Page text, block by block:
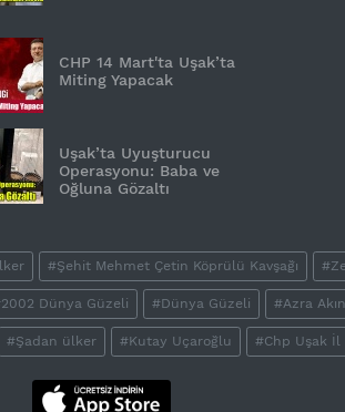
CHP 14 Mart'ta Uşak’ta
Miting Yapacak
Uşak’ta Uyuşturucu
Operasyonu: Baba ve
Oğluna Gözaltı
#Şehit Mehmet Çetin Köprülü Kavşağı
Dünya Güzeli #Dünya Güzeli #Azra Akın
#Şadan ülker #Kutay Uçaroğlu #Chp Uşak İl